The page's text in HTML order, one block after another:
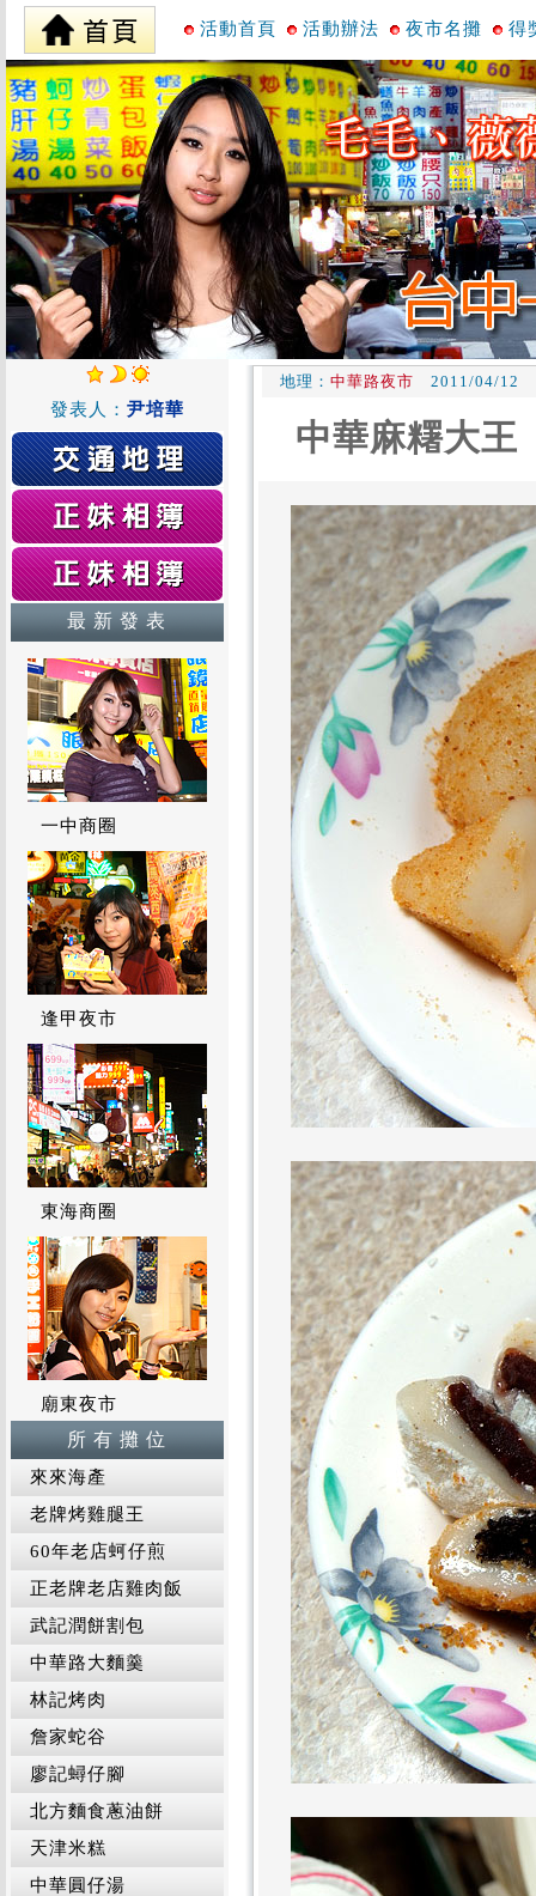
活動首頁 活動辦法 夜市名攤 得
發表人： 尹培華
最 新 發 表
一中商圈
逢甲夜市
東海商圈
廟東夜市
所 有 攤 位
來來海產
老牌烤雞腿王
60年老店蚵仔煎
正老牌老店雞肉飯
武記潤餅割包
中華路大麵羹
林記烤肉
詹家蛇谷
廖記蟳仔腳
北方麵食蔥油餅
天津米糕
中華圓仔湯
地理： 中華路夜市 2011/04/12
中華麻糬大王